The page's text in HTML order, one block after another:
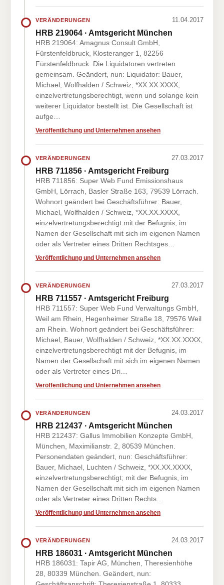
VERÄNDERUNGEN 11.04.2017
HRB 219064 · Amtsgericht München
HRB 219064: Amagnus Consult GmbH,
Fürstenfeldbruck, Klosteranger 1, 82256
Fürstenfeldbruck. Die Liquidatoren vertreten
gemeinsam. Geändert, nun: Liquidator: Bauer,
Michael, Wolfhalden / Schweiz, *XX.XX.XXXX,
einzelvertretungsberechtigt, wenn und solange kein
weiterer Liquidator bestellt ist. Die Gesellschaft ist
aufge…
Veröffentlichung und Unternehmen ansehen
VERÄNDERUNGEN 27.03.2017
HRB 711856 · Amtsgericht Freiburg
HRB 711856: Super Web Fund Emissionshaus
GmbH, Lörrach, Basler Straße 163, 79539 Lörrach.
Wohnort geändert bei Geschäftsführer: Bauer,
Michael, Wolfhalden / Schweiz, *XX.XX.XXXX,
einzelvertretungsberechtigt mit der Befugnis, im
Namen der Gesellschaft mit sich im eigenen Namen
oder als Vertreter eines Dritten Rechtsges…
Veröffentlichung und Unternehmen ansehen
VERÄNDERUNGEN 27.03.2017
HRB 711557 · Amtsgericht Freiburg
HRB 711557: Super Web Fund Verwaltungs GmbH,
Weil am Rhein, Hegenheimer Straße 18, 79576 Weil
am Rhein. Wohnort geändert bei Geschäftsführer:
Michael, Bauer, Wolfhalden / Schweiz, *XX.XX.XXXX,
einzelvertretungsberechtigt mit der Befugnis, im
Namen der Gesellschaft mit sich im eigenen Namen
oder als Vertreter eines Dri…
Veröffentlichung und Unternehmen ansehen
VERÄNDERUNGEN 24.03.2017
HRB 212437 · Amtsgericht München
HRB 212437: Gallus Immobilien Konzepte GmbH,
München, Maximilianstr. 2, 80539 München.
Personendaten geändert, nun: Geschäftsführer:
Bauer, Michael, Luchten / Schweiz, *XX.XX.XXXX,
einzelvertretungsberechtigt; mit der Befugnis, im
Namen der Gesellschaft mit sich im eigenen Namen
oder als Vertreter eines Dritten Rechts…
Veröffentlichung und Unternehmen ansehen
VERÄNDERUNGEN 24.03.2017
HRB 186031 · Amtsgericht München
HRB 186031: Tapir AG, München, Theresienhöhe
28, 80339 München. Geändert, nun: